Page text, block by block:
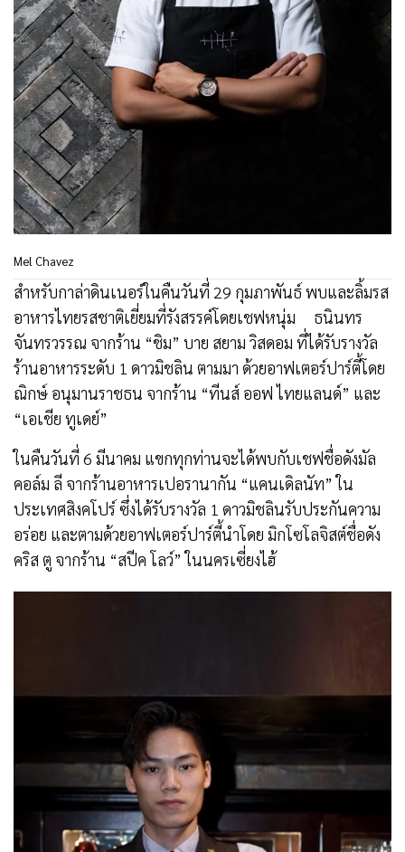
Mel Chavez
สำหรับกาล่าดินเนอร์ในคืนวันที่ 29 กุมภาพันธ์ พบและลิ้มรส
อาหารไทยรสชาติเยี่ยมที่รังสรรค์โดยเชฟหนุ่ม ธนินทร
จันทรวรรณ จากร้าน “ชิม” บาย สยาม วิสดอม ที่ได้รับรางวัล
ร้านอาหารระดับ 1 ดาวมิชลิน ตามมา ด้วยอาฟเตอร์ปาร์ตี้โดย
ณิกษ์ อนุมานราชธน จากร้าน “ทีนส์ ออฟ ไทยแลนด์” และ
“เอเชีย ทูเดย์”
ในคืนวันที่ 6 มีนาคม แขกทุกท่านจะได้พบกับเชฟชื่อดังมัล
คอล์ม ลี จากร้านอาหารเปอรานากัน “แคนเดิลนัท” ใน
ประเทศสิงคโปร์ ซึ่งได้รับรางวัล 1 ดาวมิชลินรับประกันความ
อร่อย และตามด้วยอาฟเตอร์ปาร์ตี้นำโดย มิกโซโลจิสต์ชื่อดัง
คริส ตู จากร้าน “สปีค โลว์” ในนครเซี่ยงไฮ้